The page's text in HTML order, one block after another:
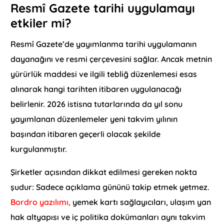
Resmî Gazete tarihi uygulamayı
etkiler mi?
Resmî Gazete’de yayımlanma tarihi uygulamanın
dayanağını ve resmi çerçevesini sağlar. Ancak metnin
yürürlük maddesi ve ilgili tebliğ düzenlemesi esas
alınarak hangi tarihten itibaren uygulanacağı
belirlenir. 2026 istisna tutarlarında da yıl sonu
yayımlanan düzenlemeler yeni takvim yılının
başından itibaren geçerli olacak şekilde
kurgulanmıştır.
Şirketler açısından dikkat edilmesi gereken nokta
şudur: Sadece açıklama gününü takip etmek yetmez.
Bordro yazılımı, yemek kartı sağlayıcıları, ulaşım yan
hak altyapısı ve iç politika dokümanları aynı takvim